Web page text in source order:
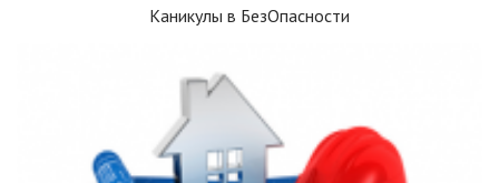
Каникулы в БезОпасности